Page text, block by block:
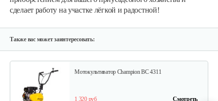
сделает работу на участке лёгкой и радостной!
Также вас может заинтересовать:
Мотокультиватор бензиновый…
1 350 руб
Мотокультиватор Champion ВC 4311
1 320 руб Смотреть